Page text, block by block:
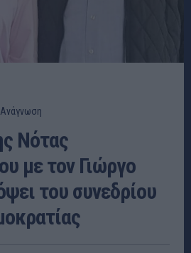
Ανάγνωση
Νότας
με τον Γιώργο
του συνεδρίου